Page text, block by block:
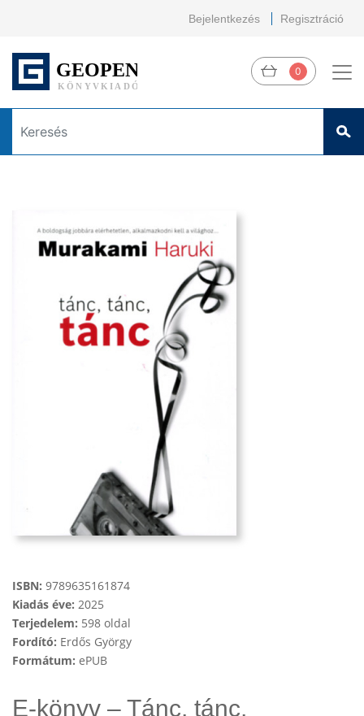
Bejelentkezés Regisztráció
0
ISBN: 9789635161874
Kiadás éve: 2025
Terjedelem: 598 oldal
Fordító: Erdős György
Formátum: ePUB
E-könyv – Tánc, tánc,